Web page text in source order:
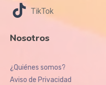
TikTok
Nosotros
¿Quiénes somos?
Aviso de Privacidad